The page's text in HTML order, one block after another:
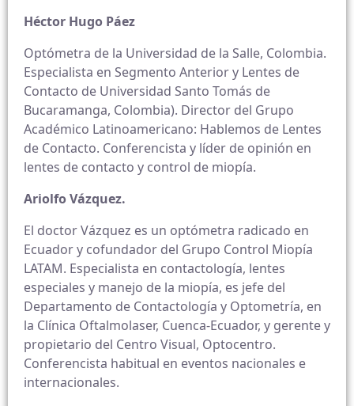
Héctor Hugo Páez
Optómetra de la Universidad de la Salle, Colombia.
Especialista en Segmento Anterior y Lentes de
Contacto de Universidad Santo Tomás de
Bucaramanga, Colombia). Director del Grupo
Académico Latinoamericano: Hablemos de Lentes
de Contacto. Conferencista y líder de opinión en
lentes de contacto y control de miopía.
Ariolfo Vázquez.
El doctor Vázquez es un optómetra radicado en
Ecuador y cofundador del Grupo Control Miopía
LATAM. Especialista en contactología, lentes
especiales y manejo de la miopía, es jefe del
Departamento de Contactología y Optometría, en
la Clínica Oftalmolaser, Cuenca-Ecuador, y gerente y
propietario del Centro Visual, Optocentro.
Conferencista habitual en eventos nacionales e
internacionales.